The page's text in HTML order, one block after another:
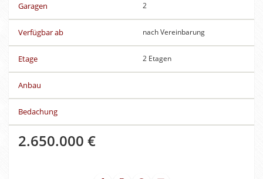
Garagen 2
Verfügbar ab nach Vereinbarung
Etage 2 Etagen
Anbau
Bedachung
2.650.000 €